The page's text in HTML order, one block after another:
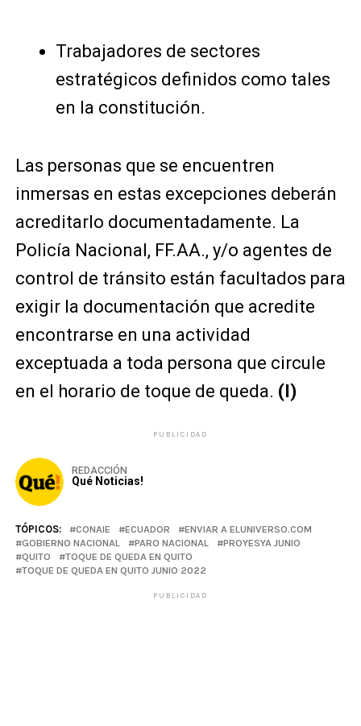
Trabajadores de sectores
estratégicos definidos como tales
en la constitución.
Las personas que se encuentren
inmersas en estas excepciones deberán
acreditarlo documentadamente. La
Policía Nacional, FF.AA., y/o agentes de
control de tránsito están facultados para
exigir la documentación que acredite
encontrarse en una actividad
exceptuada a toda persona que circule
en el horario de toque de queda. (I)
PUBLICIDAD
REDACCIÓN
Qué Noticias!
TÓPICOS: CONAIE ECUADOR
ENVIAR A ELUNIVERSO.COM
GOBIERNO NACIONAL
PARO NACIONAL
PROYESYA JUNIO
QUITO
TOQUE DE QUEDA EN QUITO
TOQUE DE QUEDA EN QUITO JUNIO 2022
PUBLICIDAD